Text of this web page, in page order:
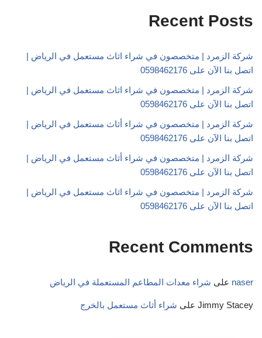
Recent Posts
شركة الزمرد | متخصصون في شراء اثاث مستعمل في الرياض |
اتصل بنا الآن على 0598462176
شركة الزمرد | متخصصون في شراء اثاث مستعمل في الرياض |
اتصل بنا الآن على 0598462176
شركة الزمرد | متخصصون في شراء أثاث مستعمل في الرياض |
اتصل بنا الآن على 0598462176
شركة الزمرد | متخصصون في شراء أثاث مستعمل في الرياض |
اتصل بنا الآن على 0598462176
شركة الزمرد | متخصصون في شراء اثاث مستعمل في الرياض |
اتصل بنا الآن على 0598462176
Recent Comments
naser على شراء معدات المطاعم المستعملة في الرياض
Jimmy Stacey على شراء أثاث مستعمل بالخرج